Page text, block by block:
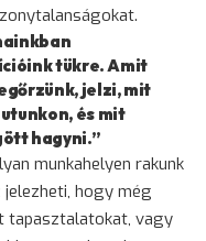
tükre. Amit
jelzi, mit
és mit
hagyni.”
munkahelyen rakunk
jelezheti, hogy még
tapasztalatokat, vagy